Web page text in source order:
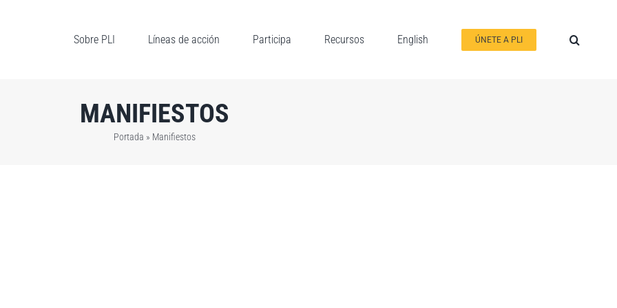
Sobre PLI Líneas de acción Participa Recursos English ÚNETE A PLI
MANIFIESTOS
Portada » Manifiestos